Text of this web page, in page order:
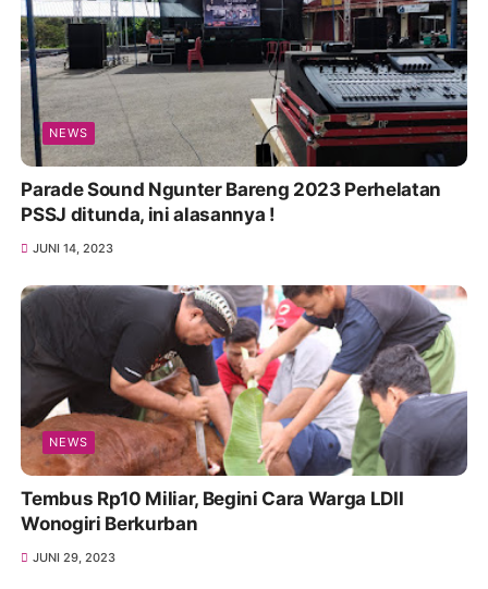
NEWS
Parade Sound Ngunter Bareng 2023 Perhelatan
PSSJ ditunda, ini alasannya !
JUNI 14, 2023
NEWS
Tembus Rp10 Miliar, Begini Cara Warga LDII
Wonogiri Berkurban
JUNI 29, 2023